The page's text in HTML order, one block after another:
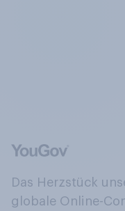
Das Herzstück
globale Online-